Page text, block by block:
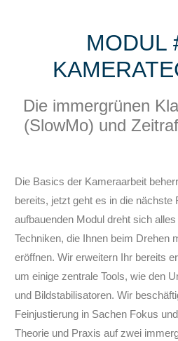
MODUL
Die immergrünen
(SlowMo) und
Die Basics der Kameraarbeit
bereits, jetzt geht es in die nächste
aufbauenden Modul dreht sich
Techniken, die Ihnen beim Drehen
eröffnen. Wir erweitern Ihr bereits
um einige zentrale Tools, wie den
und Bildstabilisatoren. Wir
Feinjustierung in Sachen Fokus
Theorie und Praxis auf zwei